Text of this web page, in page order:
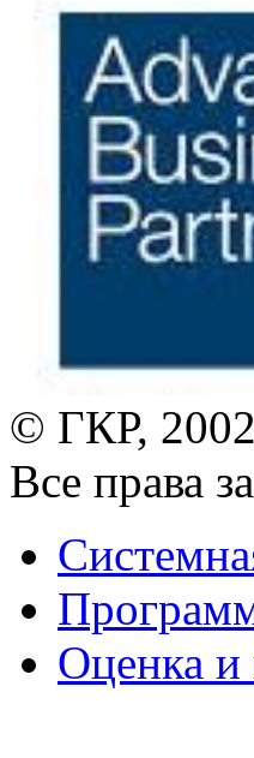
© ГКР,
Все права
Оценка и